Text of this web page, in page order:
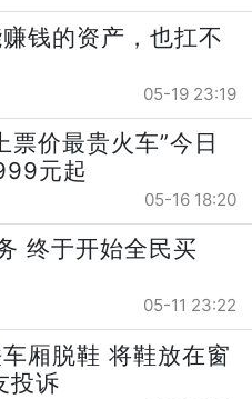
钱的资产，也扛不
05-19 23:19
票价最贵火车”今日
元起
05-16 18:20
终于开始全民买
05-11 23:22
厢脱鞋 将鞋放在窗
投诉